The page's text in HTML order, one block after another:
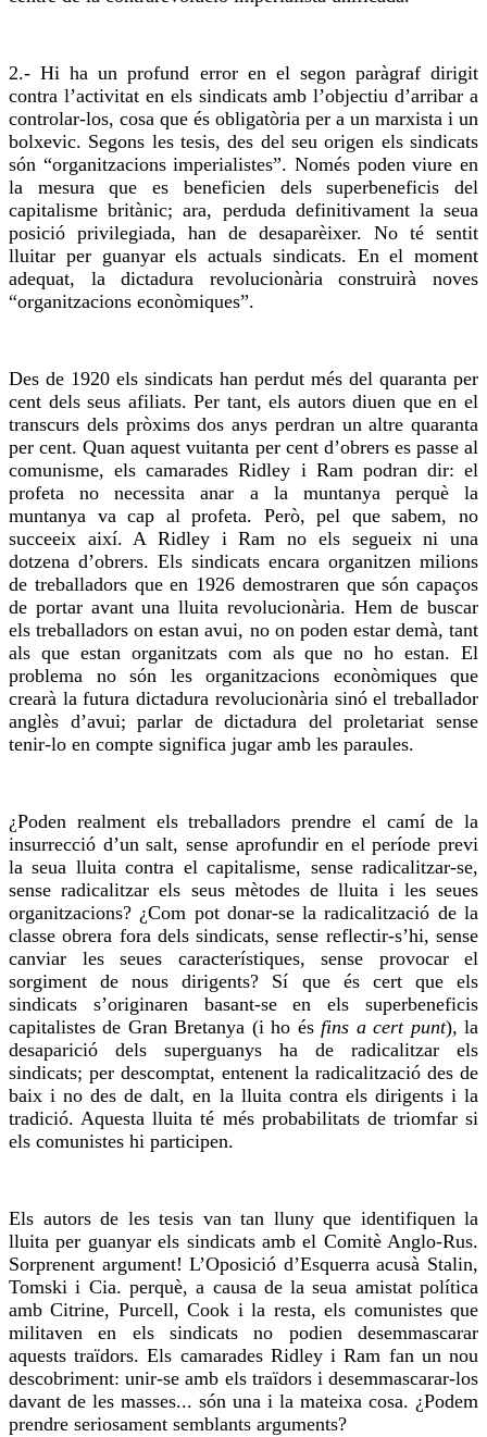
2.- Hi ha un profund error en el segon paràgraf dirigit
contra l’activitat en els sindicats amb l’objectiu d’arribar a
controlar-los, cosa que és obligatòria per a un marxista i un
bolxevic. Segons les tesis, des del seu origen els sindicats
són “organitzacions imperialistes”. Només poden viure en
la mesura que es beneficien dels superbeneficis del
capitalisme britànic; ara, perduda definitivament la seua
posició privilegiada, han de desaparèixer. No té sentit
lluitar per guanyar els actuals sindicats. En el moment
adequat, la dictadura revolucionària construirà noves
“organitzacions econòmiques”.
Des de 1920 els sindicats han perdut més del quaranta per
cent dels seus afiliats. Per tant, els autors diuen que en el
transcurs dels pròxims dos anys perdran un altre quaranta
per cent. Quan aquest vuitanta per cent d’obrers es passe al
comunisme, els camarades Ridley i Ram podran dir: el
profeta no necessita anar a la muntanya perquè la
muntanya vacap al profeta. Però,pel quesabem, no
succeeix així. A Ridley i Ram no els segueix ni una
dotzena d’obrers. Els sindicats encara organitzen milions
de treballadors que en 1926 demostraren que són capaços
de portar avant una lluita revolucionària. Hem de buscar
els treballadors on estan avui, no on poden estar demà, tant
als que estan organitzats com als que no ho estan. El
problema no són les organitzacions econòmiques que
crearà la futura dictadura revolucionària sinó el treballador
anglès d’avui; parlar de dictadura del proletariat sense
tenir-lo en compte significa jugar amb les paraules.
¿Poden realment els treballadors prendre el camí de la
insurrecció d’un salt, sense aprofundir en el període previ
la seua lluita contra el capitalisme, sense radicalitzar-se,
sense radicalitzar els seus mètodes de lluita i les seues
organitzacions? ¿Com pot donar-se la radicalització de la
classe obrera foradels sindicats, sense reflectir-s’hi, sense
canviar les seues característiques, sense provocar el
sorgiment de nous dirigents? Sí que és cert que els
sindicats s’originaren basant-se en els superbeneficis
capitalistes de Gran Bretanya (i ho és fins a cert punt),la
desaparició dels superguanys ha de radicalitzar els
sindicats; per descomptat, entenent la radicalització des de
baix i no des dedalt, en la lluita contra els dirigents i la
tradició. Aquesta lluita té més probabilitats de triomfar si
els comunistes hi participen.
Els autors de les tesis van tan lluny que identifiquen la
lluita per guanyar els sindicats amb el Comitè Anglo-Rus.
Sorprenent argument! L’Oposició d’Esquerra acusà Stalin,
Tomski i Cia. perquè, a causa de la seua amistat política
ambCitrine, Purcell, Cook i la resta, els comunistes que
militaven en els sindicats no podien desemmascarar
aquests traïdors. Els camarades Ridley i Ram fan un nou
descobriment: unir-se amb els traïdors i desemmascarar-los
davant de les masses... són una i la mateixa cosa. ¿Podem
prendre seriosament semblants arguments?